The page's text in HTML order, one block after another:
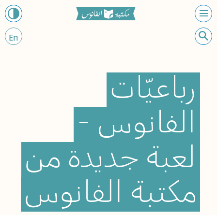
En
رباعيّات
الفانوس -
لعبة جديدة من
مكتبة الفانوس